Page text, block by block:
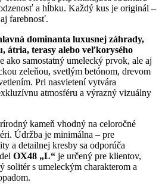
a hĺbku. Každý kus je originál –
farebnosť.
dominanta luxusnej záhrady,
átria, terasy alebo veľkorysého
ako samostatný umelecký prvok, ale aj
zeleňou, svetlým betónom, drevom
Pri nasvietení vytvára
atmosféru a výrazný vizuálny
kameň vhodný na celoročné
Údržba je minimálna – pre
a detailnej kresby sa odporúča
OX48 „L“ je určený pre klientov,
solitér s umeleckým charakterom a